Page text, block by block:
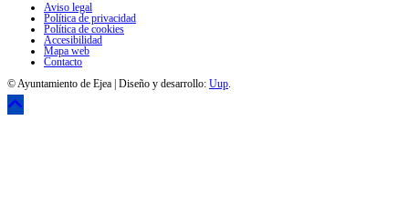
Aviso legal
Política de privacidad
Política de cookies
Accesibilidad
Mapa web
Contacto
© Ayuntamiento de Ejea | Diseño y desarrollo: Uup.